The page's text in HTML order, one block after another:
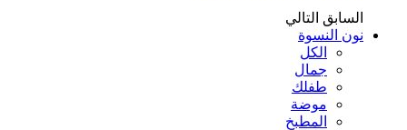
السابق التالي
نون النسوة
الكل
جمال
طفلك
موضة
المطبخ